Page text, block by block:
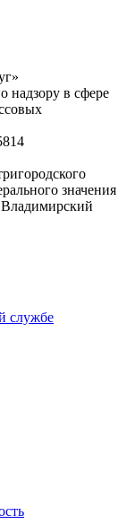
надзору в сфере
значения
службе